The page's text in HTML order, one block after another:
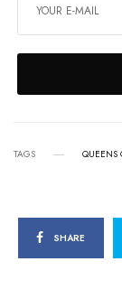
TAGS QUEENS
SHARE